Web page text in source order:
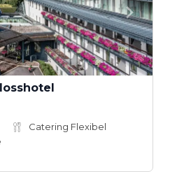
Catering Flexibel